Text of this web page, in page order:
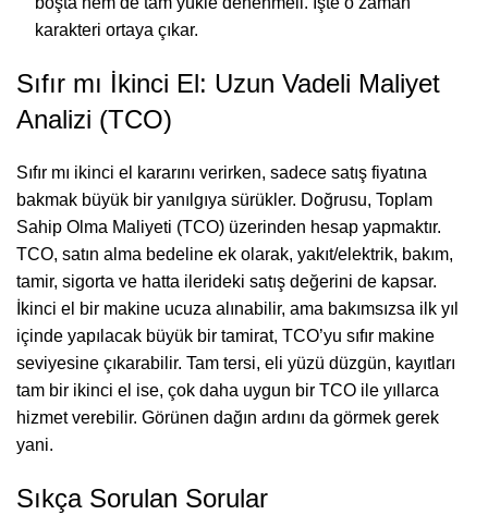
karakteri ortaya çıkar.
Sıfır mı İkinci El: Uzun Vadeli Maliyet
Analizi (TCO)
Sıfır mı ikinci el kararını verirken, sadece satış fiyatına
bakmak büyük bir yanılgıya sürükler. Doğrusu, Toplam
Sahip Olma Maliyeti (TCO) üzerinden hesap yapmaktır.
TCO, satın alma bedeline ek olarak, yakıt/elektrik, bakım,
tamir, sigorta ve hatta ilerideki satış değerini de kapsar.
İkinci el bir makine ucuza alınabilir, ama bakımsızsa ilk yıl
içinde yapılacak büyük bir tamirat, TCO’yu sıfır makine
seviyesine çıkarabilir. Tam tersi, eli yüzü düzgün, kayıtları
tam bir ikinci el ise, çok daha uygun bir TCO ile yıllarca
hizmet verebilir. Görünen dağın ardını da görmek gerek
yani.
Sıkça Sorulan Sorular